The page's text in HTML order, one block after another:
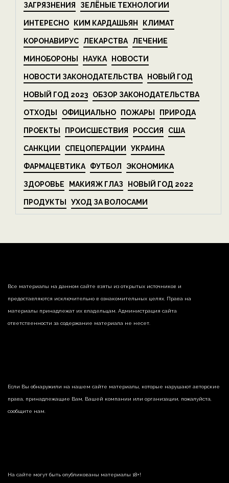
ЗАГРЯЗНЕНИЯ ЗЕЛЁНЫЕ ТЕХНОЛОГИИ
ИНТЕРЕСНО КИМ КАРДАШЬЯН КЛИМАТ
КОРОНАВИРУС ЛЕКАРСТВА ЛЕЧЕНИЕ
МИНОБОРОНЫ НАУКА НОВОСТИ
НОВОСТИ ЗАКОНОДАТЕЛЬСТВА НОВЫЙ ГОД
НОВЫЙ ГОД 2023 ОБЗОР ЗАКОНОДАТЕЛЬСТВА
ОТХОДЫ ОФИЦИАЛЬНО ПОЖАРЫ ПРИРОДА
ПРОЕКТЫ ПРОИСШЕСТВИЯ РОССИЯ США
САНКЦИИ СПЕЦОПЕРАЦИИ УКРАИНА
ФАРМАЦЕВТИКА ФУТБОЛ ЭКОНОМИКА
ЗДОРОВЬЕ МАКИЯЖ ГЛАЗ НОВЫЙ ГОД 2022
ПРОДУКТЫ УХОД ЗА ВОЛОСАМИ
Все материалы на данном сайте взяты из открытых источников и
предоставляются исключительно в ознакомительных целях. Права на
материалы принадлежат их владельцам. Администрация сайта
ответственности за содержание материала не несет.
Если Вы обнаружили на нашем сайте материалы, которые нарушают авторские
права, принадлежащие Вам, Вашей компании или организации, пожалуйста,
сообщите нам.
На сайте могут быть опубликованы материалы 18+!